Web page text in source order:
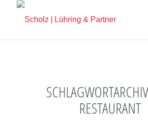
RESTAURANT